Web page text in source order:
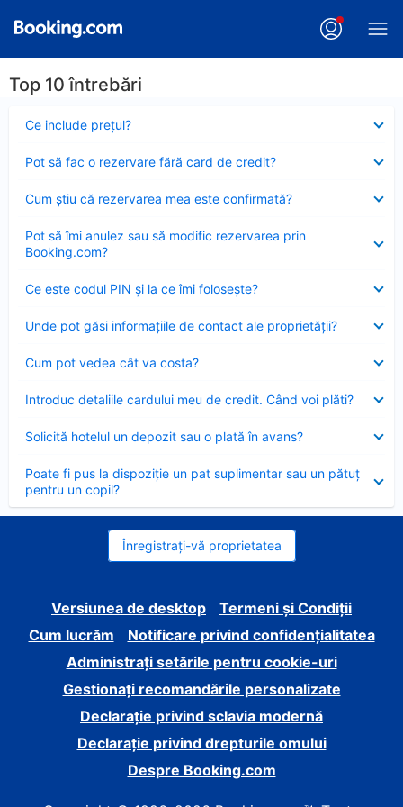
Top 10 întrebări
Ce include preţul?
închis
Pot să fac o rezervare fără card de credit?
închis
Cum ştiu că rezervarea mea este confirmată?
închis
Pot să îmi anulez sau să modific rezervarea prin
Booking.com?
închis
Ce este codul PIN şi la ce îmi foloseşte?
închis
Unde pot găsi informațiile de contact ale proprietății?
închis
Cum pot vedea cât va costa?
închis
Introduc detaliile cardului meu de credit. Când voi plăti?
închis
Solicită hotelul un depozit sau o plată în avans?
închis
Poate fi pus la dispoziție un pat suplimentar sau un pătuț
pentru un copil?
închis
Înregistrați-vă proprietatea
Versiunea de desktop
Termeni și Condiții
Cum lucrăm
Notificare privind confidențialitatea
Administrați setările pentru cookie-uri
Gestionați recomandările personalizate
Declarație privind sclavia modernă
Declarație privind drepturile omului
Despre Booking.com